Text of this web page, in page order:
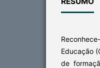
Educação
de